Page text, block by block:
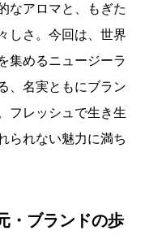
なアロマと、もぎた
しさ。今回は、世界
集めるニュージーラ
、名実ともにブラン
フレッシュで生き生
られない魅力に満ち
・ブランドの歩